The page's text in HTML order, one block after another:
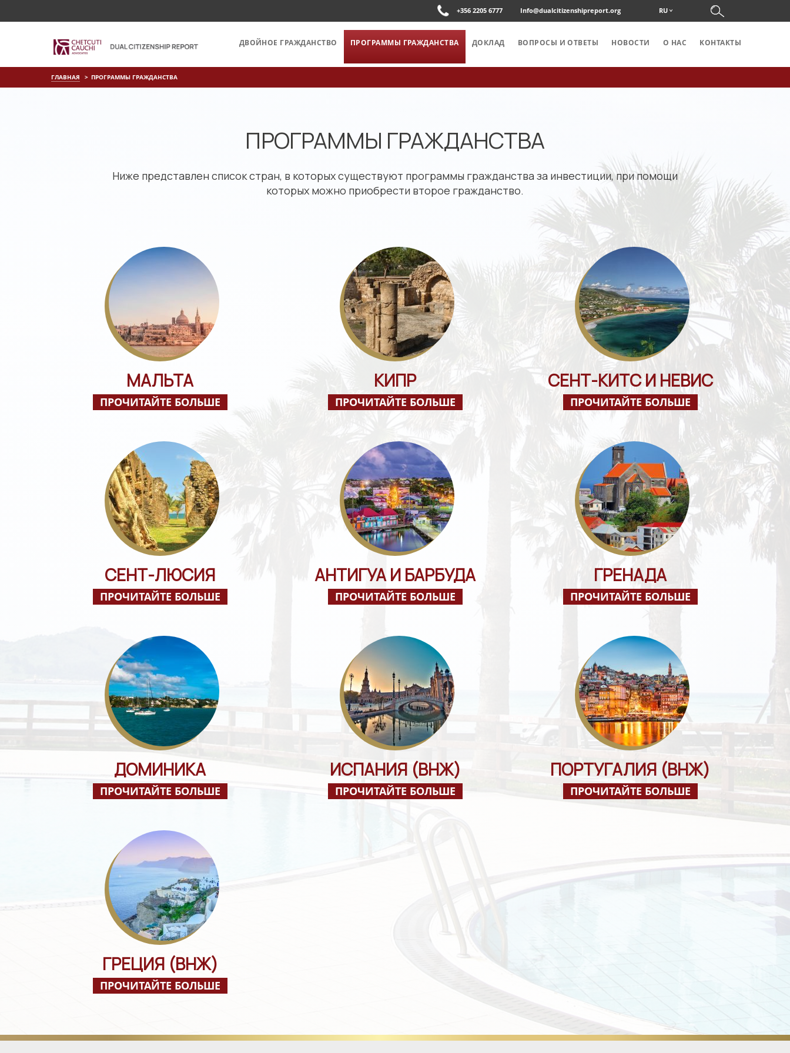
+356 2205 6777 Info@dualcitizenshipreport.org RU
ДВОЙНОЕ ГРАЖДАНСТВО ПРОГРАММЫ ГРАЖДАНСТВА ДОКЛАД ВОПРОСЫ И ОТВЕТЫ НОВОСТИ О НАС KОНТАКТЫ
ГЛАВНАЯ ПРОГРАММЫ ГРАЖДАНСТВА
ПРОГРАММЫ ГРАЖДАНСТВА
Ниже представлен список стран, в которых существуют программы гражданства за инвестиции, при помощи
которых можно приобрести второе гражданство.
МАЛЬТА
ПРОЧИТАЙТЕ БОЛЬШЕ
КИПР
ПРОЧИТАЙТЕ БОЛЬШЕ
СЕНТ-КИТС И НЕВИС
ПРОЧИТАЙТЕ БОЛЬШЕ
СЕНТ-ЛЮСИЯ
ПРОЧИТАЙТЕ БОЛЬШЕ
АНТИГУА И БАРБУДА
ПРОЧИТАЙТЕ БОЛЬШЕ
ГРЕНАДА
ПРОЧИТАЙТЕ БОЛЬШЕ
ДОМИНИКА
ПРОЧИТАЙТЕ БОЛЬШЕ
ИСПАНИЯ (ВНЖ)
ПРОЧИТАЙТЕ БОЛЬШЕ
ПОРТУГАЛИЯ (ВНЖ)
ПРОЧИТАЙТЕ БОЛЬШЕ
ГРЕЦИЯ (ВНЖ)
ПРОЧИТАЙТЕ БОЛЬШЕ